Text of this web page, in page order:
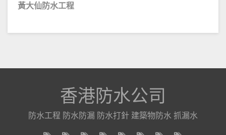
黃大仙防水工程
香港防水公司
防水工程 防水防漏 防水打針 建築物防水 抓漏水